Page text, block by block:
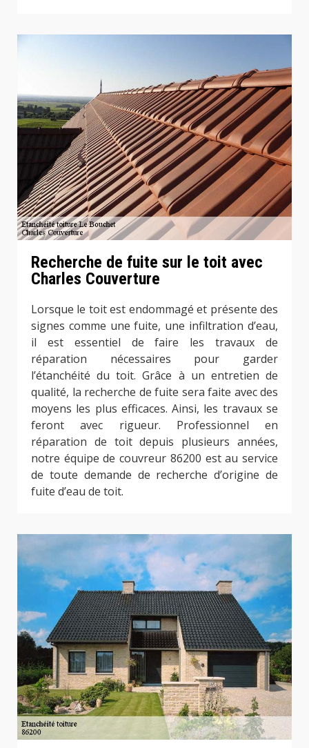
Recherche de fuite sur le toit avec
Charles Couverture
Lorsque le toit est endommagé et présente des
signes comme une fuite, une infiltration d’eau,
il est essentiel de faire les travaux de
réparation nécessaires pour garder
l’étanchéité du toit. Grâce à un entretien de
qualité, la recherche de fuite sera faite avec des
moyens les plus efficaces. Ainsi, les travaux se
feront avec rigueur. Professionnel en
réparation de toit depuis plusieurs années,
notre équipe de couvreur 86200 est au service
de toute demande de recherche d’origine de
fuite d’eau de toit.